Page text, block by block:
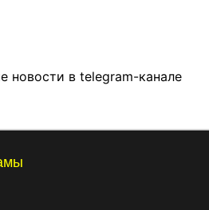
новости в telegram-канале